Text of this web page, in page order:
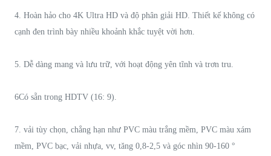
4. Hoàn hảo cho 4K Ultra HD và độ phân giải HD. Thiết kế không có
cạnh đen trình bày nhiều khoảnh khắc tuyệt vời hơn.
5. Dễ dàng mang và lưu trữ, với hoạt động yên tĩnh và trơn tru.
6Có sẵn trong HDTV (16: 9).
7. vải tùy chọn, chẳng hạn như PVC màu trắng mềm, PVC màu xám
mềm, PVC bạc, vải nhựa, vv, tăng 0,8-2,5 và góc nhìn 90-160 °